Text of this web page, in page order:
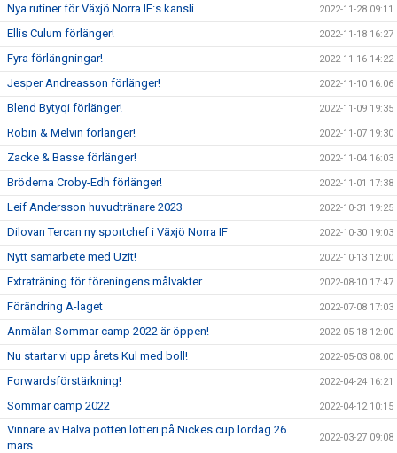
Nya rutiner för Växjö Norra IF:s kansli 2022-11-28 09:11
Ellis Culum förlänger! 2022-11-18 16:27
Fyra förlängningar! 2022-11-16 14:22
Jesper Andreasson förlänger! 2022-11-10 16:06
Blend Bytyqi förlänger! 2022-11-09 19:35
Robin & Melvin förlänger! 2022-11-07 19:30
Zacke & Basse förlänger! 2022-11-04 16:03
Bröderna Croby-Edh förlänger! 2022-11-01 17:38
Leif Andersson huvudtränare 2023 2022-10-31 19:25
Dilovan Tercan ny sportchef i Växjö Norra IF 2022-10-30 19:03
Nytt samarbete med Uzit! 2022-10-13 12:00
Extraträning för föreningens målvakter 2022-08-10 17:47
Förändring A-laget 2022-07-08 17:03
Anmälan Sommar camp 2022 är öppen! 2022-05-18 12:00
Nu startar vi upp årets Kul med boll! 2022-05-03 08:00
Forwardsförstärkning! 2022-04-24 16:21
Sommar camp 2022 2022-04-12 10:15
Vinnare av Halva potten lotteri på Nickes cup lördag 26
mars
2022-03-27 09:08